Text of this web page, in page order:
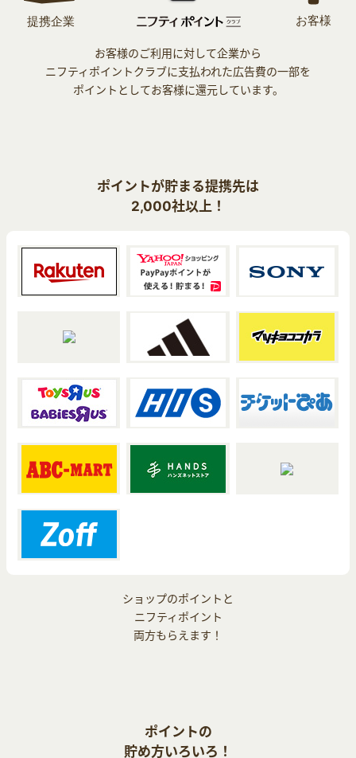
お客様のご利用に対して企業から
ニフティポイントクラブに支払われた広告費の一部を
ポイントとしてお客様に還元しています。
ポイントが貯まる提携先は
2,000社以上！
ショップのポイントと
ニフティポイント
両方もらえます！
ポイントの
貯め方いろいろ！